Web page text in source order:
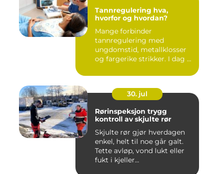
Tannregulering hva,
hvorfor og hvordan?
Mange forbinder
tannregulering med
ungdomstid, metallklosser
og fargerike strikker. I dag er
30. jul
Rørinspeksjon trygg
kontroll av skjulte rør
Skjulte rør gjør hverdagen
enkel, helt til noe går galt.
Tette avløp, vond lukt eller
fukt i kjeller...